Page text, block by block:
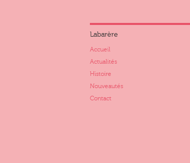
Labarère
Accueil
Actualités
Histoire
Nouveautés
Contact